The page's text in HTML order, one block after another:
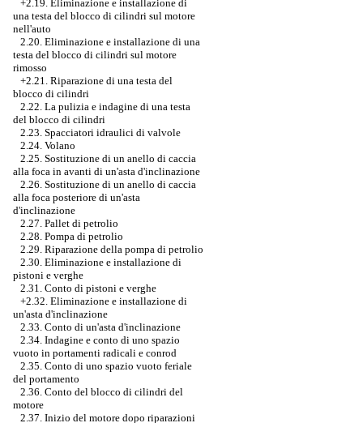
+2.19. Eliminazione e installazione di
una testa del blocco di cilindri sul motore
nell'auto
2.20. Eliminazione e installazione di una
testa del blocco di cilindri sul motore
rimosso
+2.21. Riparazione di una testa del
blocco di cilindri
2.22. La pulizia e indagine di una testa
del blocco di cilindri
2.23. Spacciatori idraulici di valvole
2.24. Volano
2.25. Sostituzione di un anello di caccia
alla foca in avanti di un'asta d'inclinazione
2.26. Sostituzione di un anello di caccia
alla foca posteriore di un'asta
d'inclinazione
2.27. Pallet di petrolio
2.28. Pompa di petrolio
2.29. Riparazione della pompa di petrolio
2.30. Eliminazione e installazione di
pistoni e verghe
2.31. Conto di pistoni e verghe
+2.32. Eliminazione e installazione di
un'asta d'inclinazione
2.33. Conto di un'asta d'inclinazione
2.34. Indagine e conto di uno spazio
vuoto in portamenti radicali e conrod
2.35. Conto di uno spazio vuoto feriale
del portamento
2.36. Conto del blocco di cilindri del
motore
2.37. Inizio del motore dopo riparazioni